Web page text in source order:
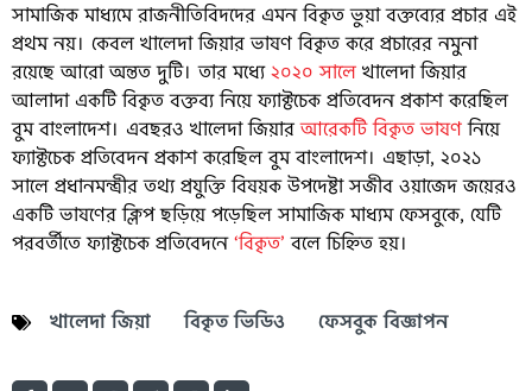
সামাজিক মাধ্যমে রাজনীতিবিদদের এমন বিকৃত ভুয়া বক্তব্যের প্রচার এই
প্রথম নয়। কেবল খালেদা জিয়ার ভাষণ বিকৃত করে প্রচারের নমুনা
রয়েছে আরো অন্তত দুটি। তার মধ্যে২০২০ সালে খালেদা জিয়ার
আলাদা একটি বিকৃত বক্তব্য নিয়ে ফ্যাক্টচেক প্রতিবেদন প্রকাশ করেছিল
বুম বাংলাদেশ। এবছরও খালেদা জিয়ারআরেকটি বিকৃত ভাষণনিয়ে
ফ্যাক্টচেক প্রতিবেদন প্রকাশ করেছিল বুম বাংলাদেশ। এছাড়া, ২০২১
সালে প্রধানমন্ত্রীর তথ্য প্রযুক্তি বিষয়ক উপদেষ্টা সজীব ওয়াজেদ জয়েরও
একটি ভাষণের ক্লিপ ছড়িয়ে পড়েছিল সামাজিক মাধ্যম ফেসবুকে, যেটি
পরবর্তীতে ফ্যাক্টচেক প্রতিবেদনে‘বিকৃত’ বলে চিহ্নিত হয়।
খালেদা জিয়া বিকৃত ভিডিও ফেসবুক বিজ্ঞাপন